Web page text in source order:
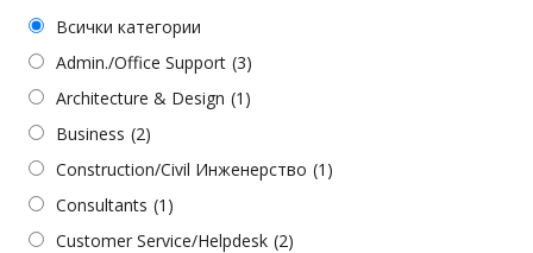
Всички категории
Admin./Office Support (3)
Architecture & Design (1)
Business (2)
Construction/Civil Инженерство (1)
Consultants (1)
Customer Service/Helpdesk (2)